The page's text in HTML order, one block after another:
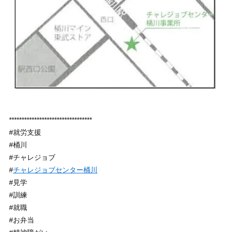
*********************************
#就労支援
#桶川
#チャレジョブ
#チャレジョブセンター桶川
#見学
#訓練
#就職
#お弁当